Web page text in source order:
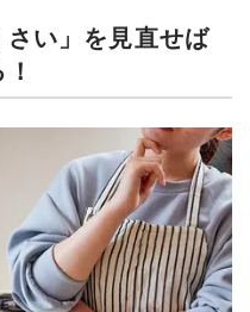
い」を見直せば